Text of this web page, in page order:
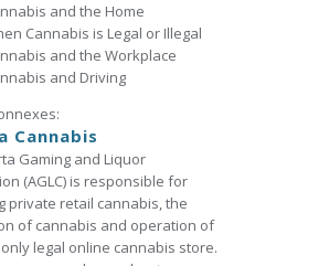
and the Home
Cannabis is Legal or Illegal
and the Workplace
and Driving
Cannabis
Gaming and Liquor
(AGLC) is responsible for
private retail cannabis, the
of cannabis and operation of
legal online cannabis store.